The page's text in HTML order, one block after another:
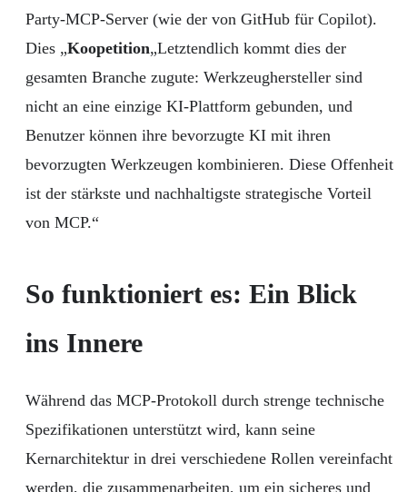
Party-MCP-Server (wie der von GitHub für Copilot).
Dies „Koopetition„Letztendlich kommt dies der
gesamten Branche zugute: Werkzeughersteller sind
nicht an eine einzige KI-Plattform gebunden, und
Benutzer können ihre bevorzugte KI mit ihren
bevorzugten Werkzeugen kombinieren. Diese Offenheit
ist der stärkste und nachhaltigste strategische Vorteil
von MCP.“
So funktioniert es: Ein Blick
ins Innere
Während das MCP-Protokoll durch strenge technische
Spezifikationen unterstützt wird, kann seine
Kernarchitektur in drei verschiedene Rollen vereinfacht
werden, die zusammenarbeiten, um ein sicheres und